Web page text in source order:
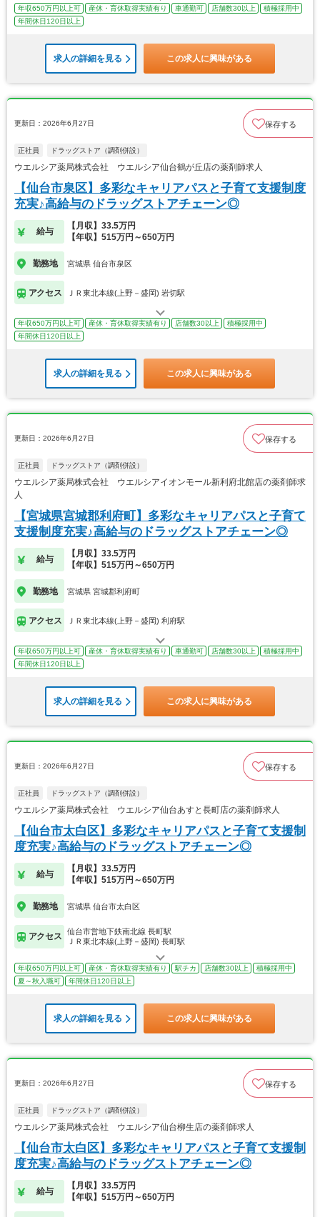
年収650万円以上可 産休・育休取得実績有り 車通勤可 店舗数30以上
積極採用中
年間休日120日以上
求人の詳細を見る この求人に興味がある
更新日：2026年6月27日 保存する
正社員 ドラッグストア（調剤併設）
ウエルシア薬局株式会社 ウエルシア仙台鶴が丘店の薬剤師求人
【仙台市泉区】多彩なキャリアパスと子育て支援制度
充実♪高給与のドラッグストアチェーン◎
給与
【月収】33.5万円
【年収】515万円～650万円
勤務地 宮城県 仙台市泉区
アクセス ＪＲ東北本線(上野－盛岡) 岩切駅
年収650万円以上可 産休・育休取得実績有り 店舗数30以上
積極採用中
年間休日120日以上
求人の詳細を見る この求人に興味がある
更新日：2026年6月27日 保存する
正社員 ドラッグストア（調剤併設）
ウエルシア薬局株式会社 ウエルシアイオンモール新利府北館店の薬剤師求
人
【宮城県宮城郡利府町】多彩なキャリアパスと子育て
支援制度充実♪高給与のドラッグストアチェーン◎
給与
【月収】33.5万円
【年収】515万円～650万円
勤務地 宮城県 宮城郡利府町
アクセス ＪＲ東北本線(上野－盛岡) 利府駅
年収650万円以上可 産休・育休取得実績有り 車通勤可 店舗数30以上
積極採用中
年間休日120日以上
求人の詳細を見る この求人に興味がある
更新日：2026年6月27日 保存する
正社員 ドラッグストア（調剤併設）
ウエルシア薬局株式会社 ウエルシア仙台あすと長町店の薬剤師求人
【仙台市太白区】多彩なキャリアパスと子育て支援制
度充実♪高給与のドラッグストアチェーン◎
給与
【月収】33.5万円
【年収】515万円～650万円
勤務地 宮城県 仙台市太白区
アクセス
仙台市営地下鉄南北線 長町駅
ＪＲ東北本線(上野－盛岡) 長町駅
年収650万円以上可 産休・育休取得実績有り 駅チカ 店舗数30以上
積極採用中
夏～秋入職可
年間休日120日以上
求人の詳細を見る この求人に興味がある
更新日：2026年6月27日 保存する
正社員 ドラッグストア（調剤併設）
ウエルシア薬局株式会社 ウエルシア仙台柳生店の薬剤師求人
【仙台市太白区】多彩なキャリアパスと子育て支援制
度充実♪高給与のドラッグストアチェーン◎
給与
【月収】33.5万円
【年収】515万円～650万円